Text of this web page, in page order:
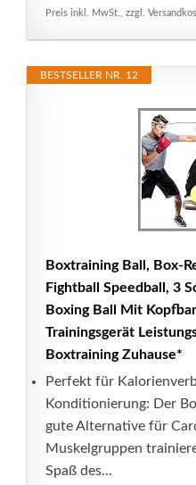
Preis inkl. MwSt., zzgl.
BESTSELLER NR. 12
Boxtraining Ball, Box-
Fightball Speedball, 3
Boxing Ball Mit
Trainingsgerät
Boxtraining Zuhause*
Perfekt für
Konditionierung: Der
gute Alternative für
Muskelgruppen
Spaß des...